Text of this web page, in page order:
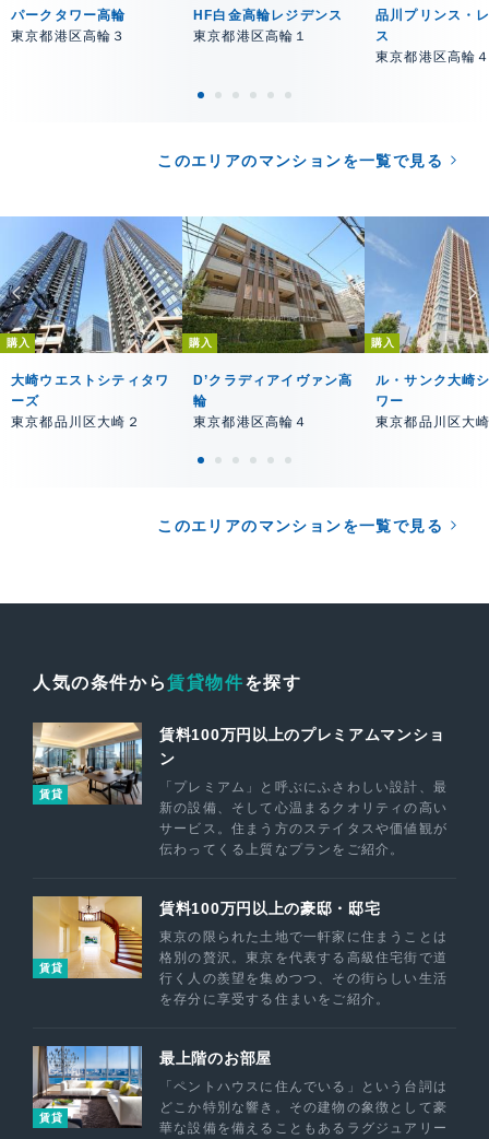
パークタワー高輪
東京都港区高輪３
HF白金高輪レジデンス
東京都港区高輪１
品川プリンス・
ス
東京都港区高輪
このエリアのマンションを一覧で見る
購入
大崎ウエストシティタワ
ーズ
東京都品川区大崎２
購入
D’クラディアイヴァン高
輪
東京都港区高輪４
購入
ル・サンク大崎
ワー
東京都品川区大
このエリアのマンションを一覧で見る
人気の条件から賃貸物件を探す
賃貸
賃料100万円以上のプレミアムマンショ
ン
「プレミアム」と呼ぶにふさわしい設計、最
新の設備、そして心温まるクオリティの高い
サービス。住まう方のステイタスや価値観が
伝わってくる上質なプランをご紹介。
賃貸
賃料100万円以上の豪邸・邸宅
東京の限られた土地で一軒家に住まうことは
格別の贅沢。東京を代表する高級住宅街で道
行く人の羨望を集めつつ、その街らしい生活
を存分に享受する住まいをご紹介。
賃貸
最上階のお部屋
「ペントハウスに住んでいる」という台詞は
どこか特別な響き。その建物の象徴として豪
華な設備を備えることもあるラグジュアリー